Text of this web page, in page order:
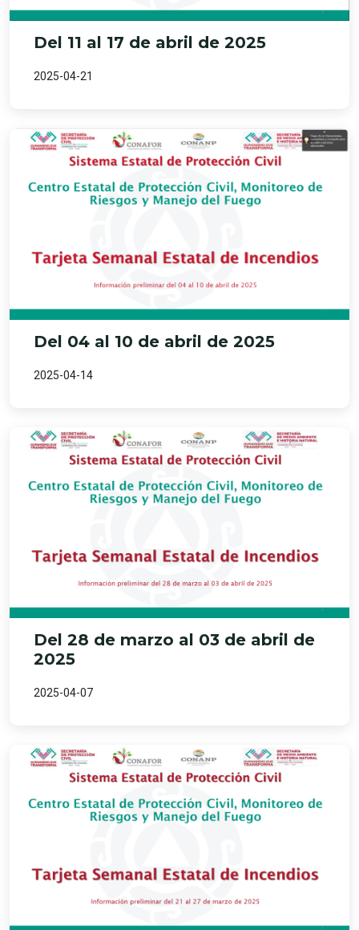
Del 11 al 17 de abril de 2025
2025-04-21
Del 04 al 10 de abril de 2025
2025-04-14
Del 28 de marzo al 03 de abril de
2025
2025-04-07